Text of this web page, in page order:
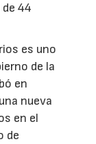
44
es uno
de la
en
nueva
en el
de